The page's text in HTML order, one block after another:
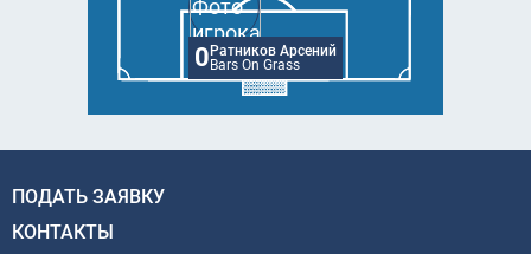
0Ратников Арсений
Bars On Grass
ПОДАТЬ ЗАЯВКУ
КОНТАКТЫ